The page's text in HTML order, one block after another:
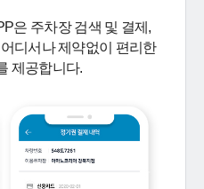
은 주차장 검색 및 결제,
디서나 제약없이 편리한
제공합니다.